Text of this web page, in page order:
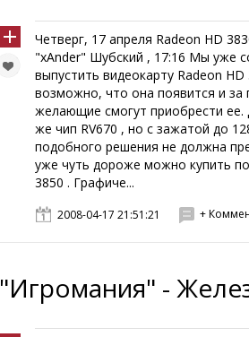
Четверг, 17 апреля Radeon HD
"xAnder" Шубский , 17:16 Мы уже
выпустить видеокарту Radeon
возможно, что она появится и за
желающие смогут приобрести ее.
же чип RV670 , но с зажатой до
подобного решения не должна
уже чуть дороже можно купить
3850 . Графиче...
2008-04-17 21:51:21 +
"Игромания" -